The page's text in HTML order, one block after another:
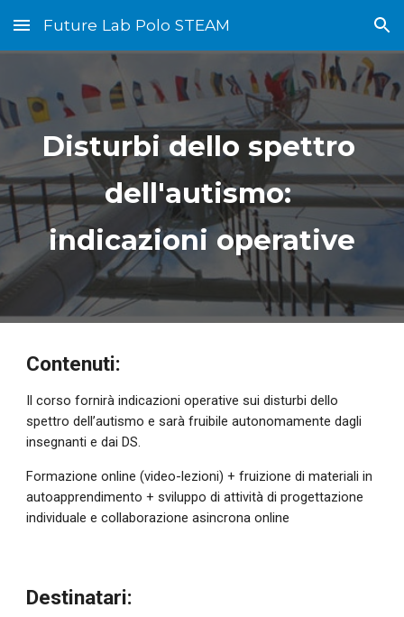
Skip to main content Skip to navigation
Future Lab Polo STEAM
Disturbi dello spettro
dell'autismo:
indicazioni operative
Contenuti:
Il corso fornirà indicazioni operative sui disturbi dello
spettro dell’autismo e sarà fruibile autonomamente dagli
insegnanti e dai DS.
Formazione online (video-lezioni) + fruizione di materiali in
autoapprendimento + sviluppo di attività di progettazione
individuale e collaborazione asincrona online
Destinatari: